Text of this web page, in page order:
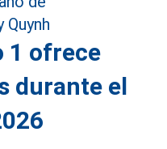
1 ofrece
durante el